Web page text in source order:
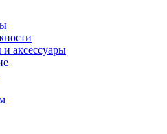
аксессуары